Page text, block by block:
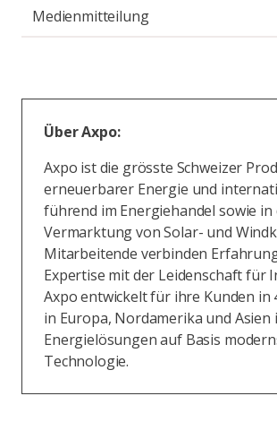
Medienmitteilung
Über Axpo:
Axpo ist die grösste Schweizer
erneuerbarer Energie und
führend im Energiehandel sowie in
Vermarktung von Solar- und
Mitarbeitende verbinden
Expertise mit der Leidenschaft für
Axpo entwickelt für ihre Kunden in
in Europa, Nordamerika und Asien
Energielösungen auf Basis
Technologie.